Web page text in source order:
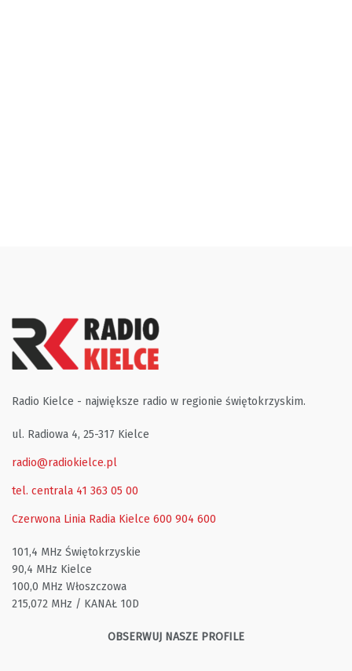
Radio Kielce - największe radio w regionie świętokrzyskim.
ul. Radiowa 4, 25-317 Kielce
radio@radiokielce.pl
tel. centrala 41 363 05 00
Czerwona Linia Radia Kielce 600 904 600
101,4 MHz Świętokrzyskie
90,4 MHz Kielce
100,0 MHz Włoszczowa
215,072 MHz / KANAŁ 10D
OBSERWUJ NASZE PROFILE